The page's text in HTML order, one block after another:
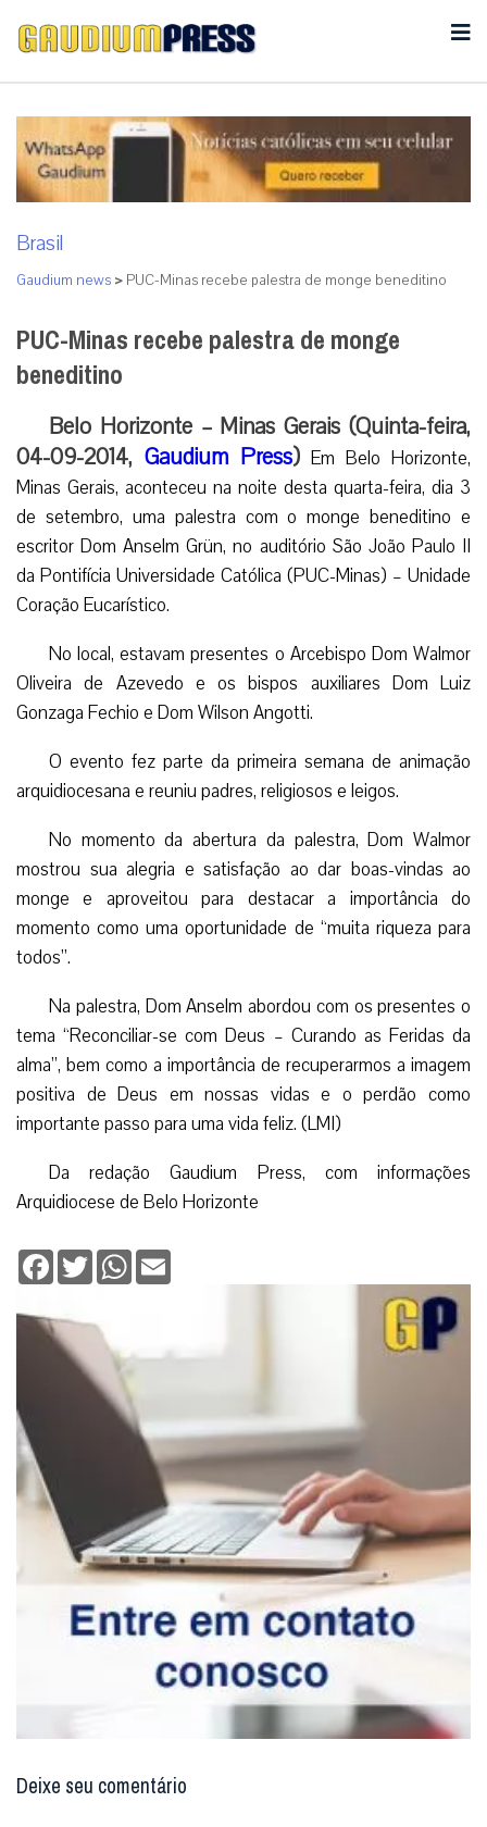
Brasil
Gaudium news > PUC-Minas recebe palestra de monge beneditino
PUC-Minas recebe palestra de monge
beneditino
Belo Horizonte – Minas Gerais (Quinta-feira,
04-09-2014, Gaudium Press)Em Belo Horizonte,
Minas Gerais, aconteceu na noite desta quarta-feira, dia 3
de setembro, uma palestra com o monge beneditino e
escritor Dom Anselm Grün, no auditório São João Paulo II
da Pontifícia Universidade Católica (PUC-Minas) – Unidade
Coração Eucarístico.
No local, estavam presentes o Arcebispo Dom Walmor
Oliveira de Azevedo e os bispos auxiliares Dom Luiz
Gonzaga Fechio e Dom Wilson Angotti.
O evento fez parte da primeira semana de animação
arquidiocesana e reuniu padres, religiosos e leigos.
No momento da abertura da palestra, Dom Walmor
mostrou sua alegria e satisfação ao dar boas-vindas ao
monge e aproveitou para destacar a importância do
momento como uma oportunidade de “muita riqueza para
todos”.
Na palestra, Dom Anselm abordou com os presentes o
tema “Reconciliar-se com Deus – Curando as Feridas da
alma”, bem como a importância de recuperarmos a imagem
positiva de Deus em nossas vidas e o perdão como
importante passo para uma vida feliz. (LMI)
Da redação Gaudium Press, com informações
Arquidiocese de Belo Horizonte
Facebook
TwitterWhatsApp
Deixe seu comentário